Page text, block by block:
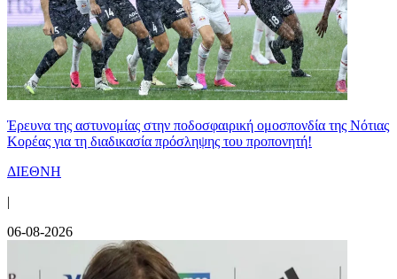
Έρευνα της αστυνομίας στην ποδοσφαιρική ομοσπονδία της Νότιας
Κορέας για τη διαδικασία πρόσληψης του προπονητή!
ΔΙΕΘΝΗ
|
06-08-2026